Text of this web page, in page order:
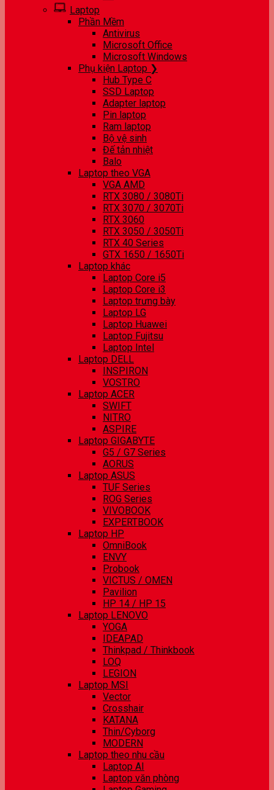
Laptop
Phần Mềm
Antivirus
Microsoft Office
Microsoft Windows
Phụ kiện Laptop ❯
Hub Type C
SSD Laptop
Adapter laptop
Pin laptop
Ram laptop
Bộ vệ sinh
Đế tản nhiệt
Balo
Laptop theo VGA
VGA AMD
RTX 3080 / 3080Ti
RTX 3070 / 3070Ti
RTX 3060
RTX 3050 / 3050Ti
RTX 40 Series
GTX 1650 / 1650Ti
Laptop khác
Laptop Core i5
Laptop Core i3
Laptop trưng bày
Laptop LG
Laptop Huawei
Laptop Fujitsu
Laptop Intel
Laptop DELL
INSPIRON
VOSTRO
Laptop ACER
SWIFT
NITRO
ASPIRE
Laptop GIGABYTE
G5 / G7 Series
AORUS
Laptop ASUS
TUF Series
ROG Series
VIVOBOOK
EXPERTBOOK
Laptop HP
OmniBook
ENVY
Probook
VICTUS / OMEN
Pavilion
HP 14 / HP 15
Laptop LENOVO
YOGA
IDEAPAD
Thinkpad / Thinkbook
LOQ
LEGION
Laptop MSI
Vector
Crosshair
KATANA
Thin/Cyborg
MODERN
Laptop theo nhu cầu
Laptop AI
Laptop văn phòng